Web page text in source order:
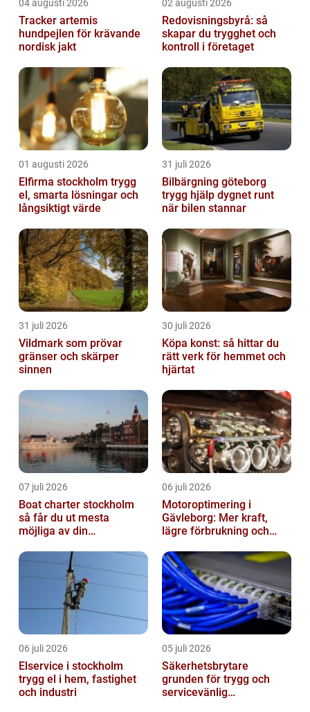
04 augusti 2026
Tracker artemis
hundpejlen för krävande
nordisk jakt
02 augusti 2026
Redovisningsbyrå: så
skapar du trygghet och
kontroll i företaget
01 augusti 2026
Elfirma stockholm trygg
el, smarta lösningar och
långsiktigt värde
31 juli 2026
Bilbärgning göteborg
trygg hjälp dygnet runt
när bilen stannar
31 juli 2026
Vildmark som prövar
gränser och skärper
sinnen
30 juli 2026
Köpa konst: så hittar du
rätt verk för hemmet och
hjärtat
07 juli 2026
Boat charter stockholm
så får du ut mesta
möjliga av din
06 juli 2026
Motoroptimering i
Gävleborg: Mer kraft,
lägre förbrukning och
06 juli 2026
Elservice i stockholm
trygg el i hem, fastighet
och industri
05 juli 2026
Säkerhetsbrytare
grunden för trygg och
servicevänlig